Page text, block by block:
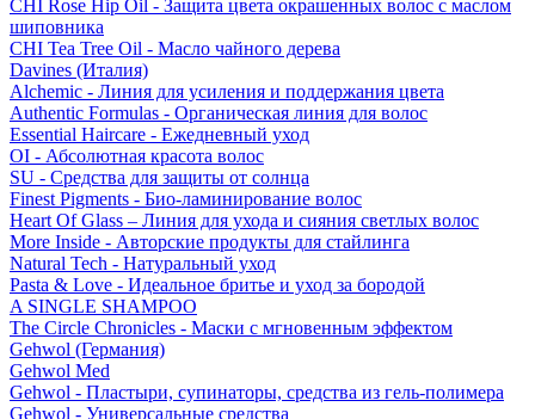
CHI Rose Hip Oil - Защита цвета окрашенных волос с маслом
шиповника
CHI Tea Tree Oil - Масло чайного дерева
Davines (Италия)
Alchemic - Линия для усиления и поддержания цвета
Authentic Formulas - Органическая линия для волос
Essential Haircare - Eжедневный уход
OI - Абсолютная красота волос
SU - Средства для защиты от солнца
Finest Pigments - Био-ламинирование волос
Heart Of Glass – Линия для ухода и сияния светлых волос
More Inside - Авторские продукты для стайлинга
Natural Tech - Натуральный уход
Pasta & Love - Идеальное бритье и уход за бородой
A SINGLE SHAMPOO
The Circle Chronicles - Маски с мгновенным эффектом
Gehwol (Германия)
Gehwol Med
Gehwol - Пластыри, супинаторы, средства из гель-полимера
Gehwol - Универсальные средства